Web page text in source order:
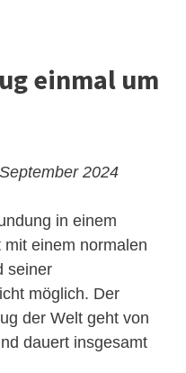
einmal um
2024
in einem
einem normalen
seiner
möglich. Der
der Welt geht von
dauert insgesamt